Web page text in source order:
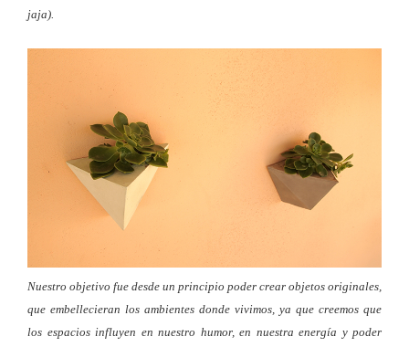
jaja).
Nuestro objetivo fue desde un principio poder crear objetos originales,
que embellecieran los ambientes donde vivimos, ya que creemos que
los espacios influyen en nuestro humor, en nuestra energía y poder